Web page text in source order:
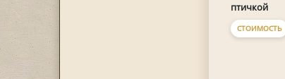
птичкой
СТОИМОСТЬ